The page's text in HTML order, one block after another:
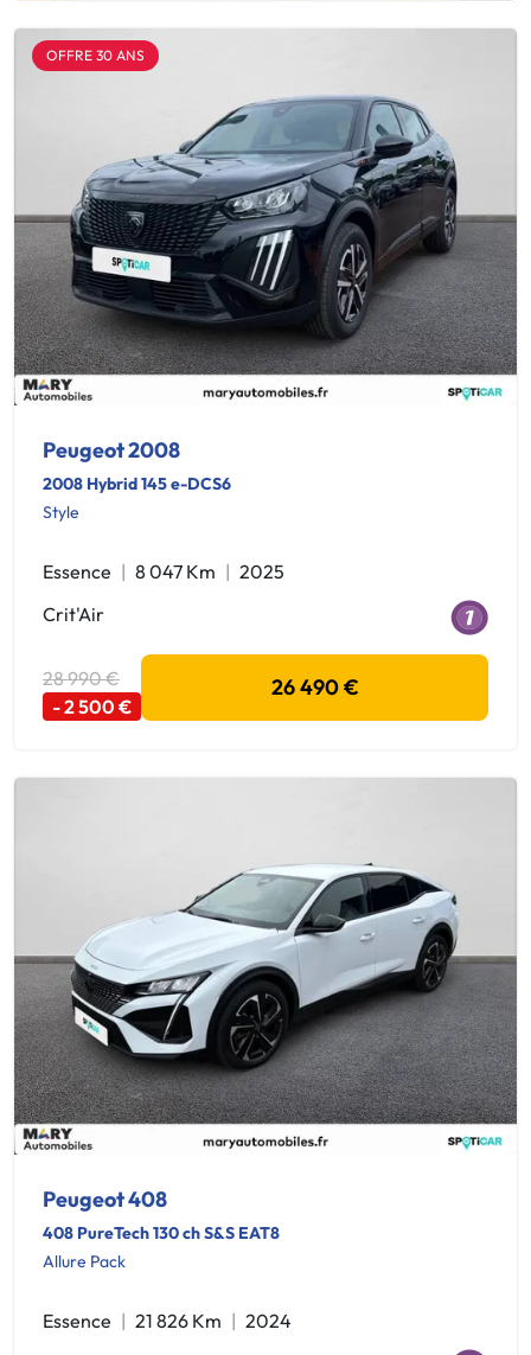
OFFRE 30 ANS
Peugeot 2008
2008 Hybrid 145 e-DCS6
Style
Essence 8 047 Km
2025
Crit'Air
28 990 €
- 2 500 €
26 490 €
Peugeot 408
408 PureTech 130 ch S&S EAT8
Allure Pack
Essence 21 826 Km
2024